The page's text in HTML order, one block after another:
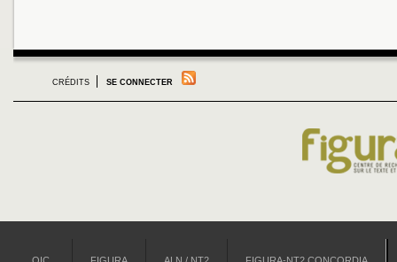
CRÉDITS SE CONNECTER